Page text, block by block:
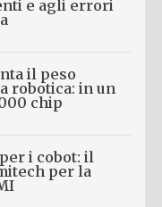
e agli errori
il peso
robotica: in un
chip
i cobot: il
per la